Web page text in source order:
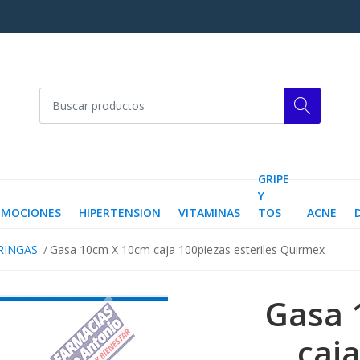
HIPERTENSION VITAMINAS
GRIPE
Y
TOS
ACNE
Gasa 10cm X 10cm caja 100piezas esteriles Quirmex
Gasa